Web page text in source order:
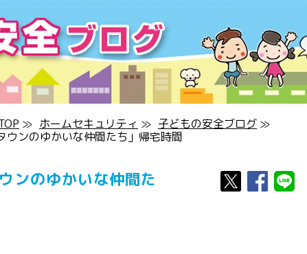
≫ ホームセキュリティ ≫ 子どもの安全ブログ ≫
ウンのゆかいな仲間たち」帰宅時間
ンのゆかいな仲間た